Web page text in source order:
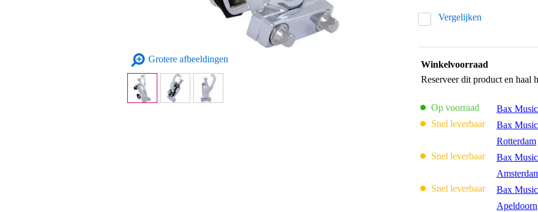
Grotere afbeeldingen
Vergelijken
Winkelvoorraad
Reserveer dit product en haal
Op voorraad Bax
Snel leverbaar
Bax
Rotterdam
Snel leverbaar
Bax
Snel leverbaar
Bax
Apeldoorn